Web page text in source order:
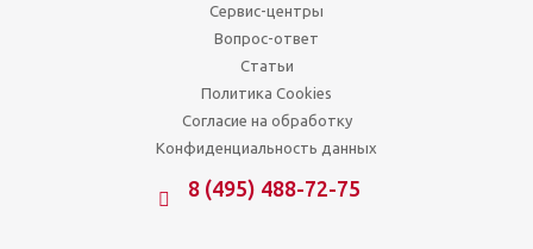
Сервис-центры
Вопрос-ответ
Статьи
Политика Cookies
Согласие на обработку
Конфиденциальность данных
8 (495) 488-72-75